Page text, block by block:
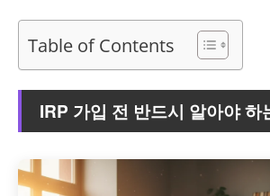
Table of Contents
IRP 가입 전 반드시 알아야 하